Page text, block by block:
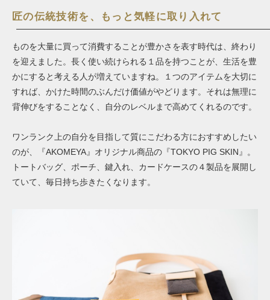
匠の伝統技術を、もっと気軽に取り入れて
ものを大量に買って消費することが豊かさを表す時代は、終わり
を迎えました。長く使い続けられる１品を持つことが、生活を豊
かにすると考える人が増えていますね。１つのアイテムを大切に
すれば、かけた時間のぶんだけ価値がやどります。それは無理に
背伸びをすることなく、自分のレベルまで高めてくれるのです。
ワンランク上の自分を目指して質にこだわる方におすすめしたい
のが、『AKOMEYA』オリジナル商品の『TOKYO PIG SKIN』。
トートバッグ、ポーチ、鍵入れ、カードケースの４製品を展開し
ていて、毎日持ち歩きたくなります。